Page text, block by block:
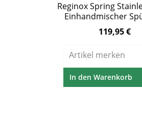
Reginox Spring
Einhandmischer
Armatur
Edelstahl
Regulärer Preis:
119,95 €
Artikel merken
In den Warenkorb